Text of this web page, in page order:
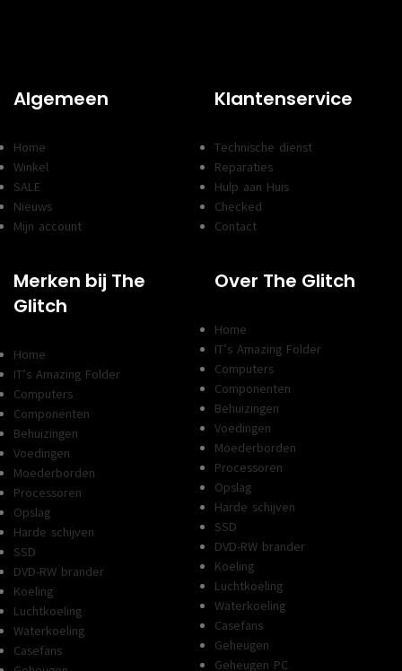
Algemeen
Home
Winkel
SALE
Nieuws
Mijn account
Klantenservice
Technische dienst
Reparaties
Hulp aan Huis
Checked
Contact
Merken bij The
Glitch
Home
IT’s Amazing Folder
Computers
Componenten
Behuizingen
Voedingen
Moederborden
Processoren
Opslag
Harde schijven
SSD
DVD-RW brander
Koeling
Luchtkoeling
Waterkoeling
Casefans
Over The Glitch
Home
IT’s Amazing Folder
Computers
Componenten
Behuizingen
Voedingen
Moederborden
Processoren
Opslag
Harde schijven
SSD
DVD-RW brander
Koeling
Luchtkoeling
Waterkoeling
Casefans
Geheugen
Geheugen PC